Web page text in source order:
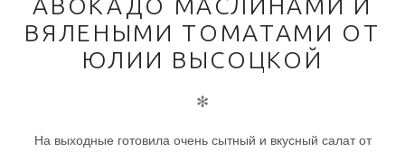
АВОКАДО МАСЛИНАМИ И
ВЯЛЕНЫМИ ТОМАТАМИ ОТ
ЮЛИИ ВЫСОЦКОЙ
✻
На выходные готовила очень сытный и вкусный салат от